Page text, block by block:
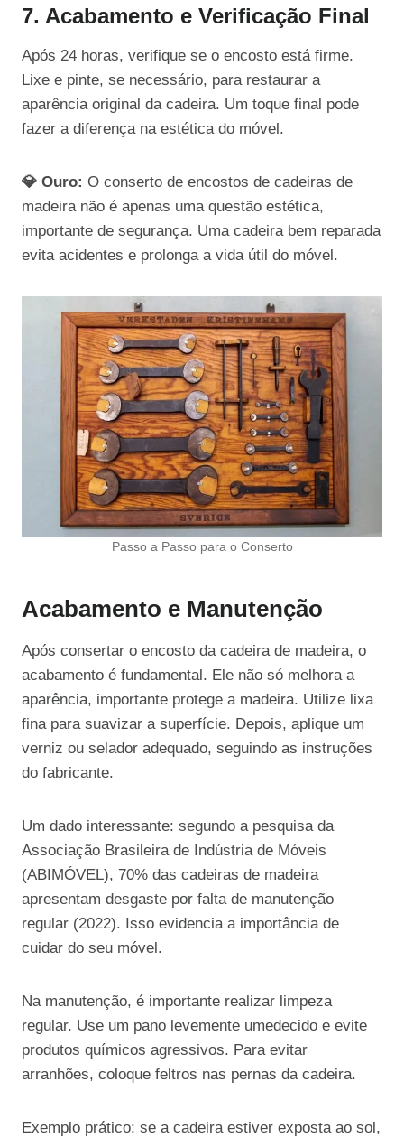
7. Acabamento e Verificação Final
Após 24 horas, verifique se o encosto está firme.
Lixe e pinte, se necessário, para restaurar a
aparência original da cadeira. Um toque final pode
fazer a diferença na estética do móvel.
💎 Ouro: O conserto de encostos de cadeiras de
madeira não é apenas uma questão estética,
importante de segurança. Uma cadeira bem reparada
evita acidentes e prolonga a vida útil do móvel.
Passo a Passo para o Conserto
Acabamento e Manutenção
Após consertar o encosto da cadeira de madeira, o
acabamento é fundamental. Ele não só melhora a
aparência, importante protege a madeira. Utilize lixa
fina para suavizar a superfície. Depois, aplique um
verniz ou selador adequado, seguindo as instruções
do fabricante.
Um dado interessante: segundo a pesquisa da
Associação Brasileira de Indústria de Móveis
(ABIMÓVEL), 70% das cadeiras de madeira
apresentam desgaste por falta de manutenção
regular (2022). Isso evidencia a importância de
cuidar do seu móvel.
Na manutenção, é importante realizar limpeza
regular. Use um pano levemente umedecido e evite
produtos químicos agressivos. Para evitar
arranhões, coloque feltros nas pernas da cadeira.
Exemplo prático: se a cadeira estiver exposta ao sol,